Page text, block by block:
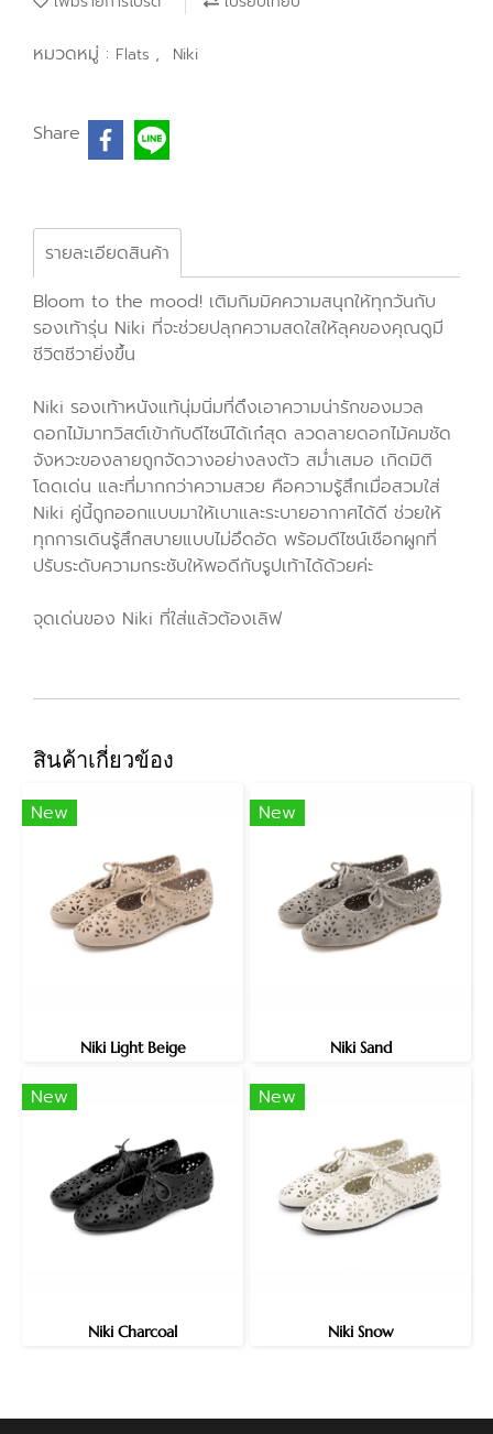
หมวดหมู่ : Flats , Niki
Share
รายละเอียดสินค้า
Bloom to the mood! เติมกิมมิคความสนุกให้ทุกวันกับ
รองเท้ารุ่น Niki ที่จะช่วยปลุกความสดใสให้ลุคของคุณดูมี
ชีวิตชีวายิ่งขึ้น
Niki รองเท้าหนังแท้นุ่มนิ่มที่ดึงเอาความน่ารักของมวล
ดอกไม้มาทวิสต์เข้ากับดีไซน์ได้เก๋สุด ลวดลายดอกไม้คมชัด
จังหวะของลายถูกจัดวางอย่างลงตัว สม่ำเสมอ เกิดมิติ
โดดเด่น และที่มากกว่าความสวย คือความรู้สึกเมื่อสวมใส่
Niki คู่นี้ถูกออกแบบมาให้เบาและระบายอากาศได้ดี ช่วยให้
ทุกการเดินรู้สึกสบายแบบไม่อึดอัด พร้อมดีไซน์เชือกผูกที่
ปรับระดับความกระชับให้พอดีกับรูปเท้าได้ด้วยค่ะ
จุดเด่นของ Niki ที่ใส่แล้วต้องเลิฟ
สินค้าเกี่ยวข้อง
New
Niki Light Beige
New
Niki Sand
New
Niki Charcoal
New
Niki Snow